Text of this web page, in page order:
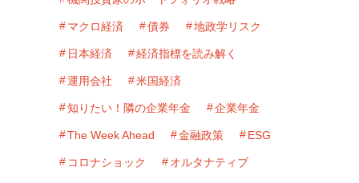
キーワード
景気 年金基金 資産運用